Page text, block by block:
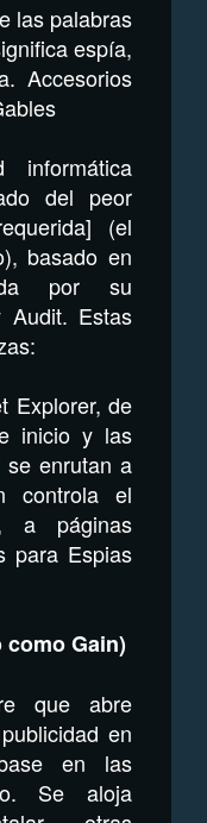
las palabras
espía,
Accesorios
del peor
(el
basado en
por su
Audit. Estas
Explorer, de
inicio y las
se enrutan a
controla el
a páginas
para Espias
Gain)
que abre
en
en las
Se aloja